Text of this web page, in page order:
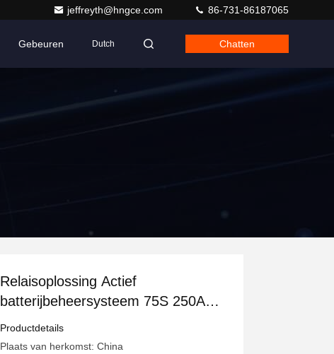
jeffreyth@hngce.com 86-731-86187065
Gebeuren Dutch Chatten
Relaisoplossing Actief
batterijbeheersysteem 75S 250A
240V
Productdetails
Plaats van herkomst: China